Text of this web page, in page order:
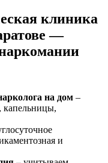
клиника
—
на дом –
капельницы,
и